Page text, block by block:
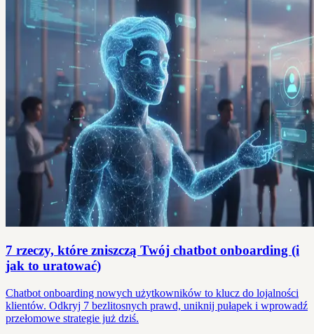
7 rzeczy, które zniszczą Twój chatbot onboarding (i
jak to uratować)
Chatbot onboarding nowych użytkowników to klucz do lojalności
klientów. Odkryj 7 bezlitosnych prawd, uniknij pułapek i wprowadź
przełomowe strategie już dziś.